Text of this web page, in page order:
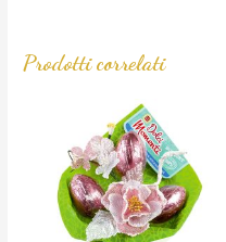
Prodotti correlati